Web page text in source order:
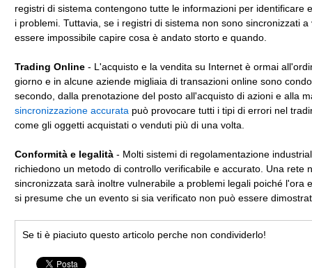
registri di sistema contengono tutte le informazioni per identificare
i problemi. Tuttavia, se i registri di sistema non sono sincronizzati a
essere impossibile capire cosa è andato storto e quando.
Trading Online - L'acquisto e la vendita su Internet è ormai
giorno e in alcune aziende migliaia di transazioni online sono
secondo, dalla prenotazione del posto all'acquisto di azioni e alla
sincronizzazione accurata può provocare tutti i tipi di errori nel
come gli oggetti acquistati o venduti più di una volta.
Conformità e legalità - Molti sistemi di regolamentazione
richiedono un metodo di controllo verificabile e accurato. Una rete
sincronizzata sarà inoltre vulnerabile a problemi legali poiché l'ora
si presume che un evento si sia verificato non può essere
Se ti è piaciuto questo articolo perche non condividerlo!